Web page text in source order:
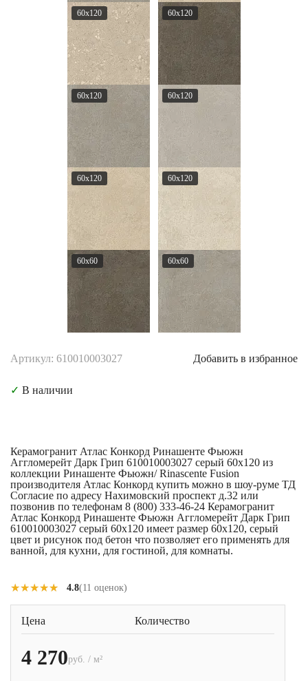
60x120 60x120
60x120 60x120
60x120 60x120
60x60 60x60
Артикул: 610010003027 Добавить в избранное
✓ В наличии
Керамогранит Атлас Конкорд Ринашенте Фьюжн
Аггломерейт Дарк Грип 610010003027 серый 60x120 из
коллекции Ринашенте Фьюжн/ Rinascente Fusion
производителя Атлас Конкорд купить можно в шоу-руме ТД
Согласие по адресу Нахимовский проспект д.32 или
позвонив по телефонам 8 (800) 333-46-24 Керамогранит
Атлас Конкорд Ринашенте Фьюжн Аггломерейт Дарк Грип
610010003027 серый 60x120 имеет размер 60x120, серый
цвет и рисунок под бетон что позволяет его применять для
ванной, для кухни, для гостиной, для комнаты.
★★★★★
★★★★★ 4.8(11 оценок)
Цена Количество
4 270руб. / м²